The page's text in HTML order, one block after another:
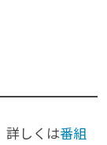
詳しくは番組